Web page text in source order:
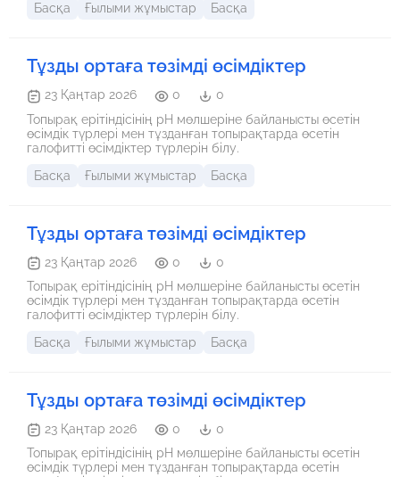
Басқа
Ғылыми жұмыстар Басқа
Тұзды ортаға төзімді өсімдіктер
23 Қаңтар 2026 0
0
Топырақ ерітіндісінің рН мөлшеріне байланысты өсетін
өсімдік түрлері мен тұзданған топырақтарда өсетін
галофитті өсімдіктер түрлерін білу.
Басқа
Ғылыми жұмыстар Басқа
Тұзды ортаға төзімді өсімдіктер
23 Қаңтар 2026 0
0
Топырақ ерітіндісінің рН мөлшеріне байланысты өсетін
өсімдік түрлері мен тұзданған топырақтарда өсетін
галофитті өсімдіктер түрлерін білу.
Басқа
Ғылыми жұмыстар Басқа
Тұзды ортаға төзімді өсімдіктер
23 Қаңтар 2026 0
0
Топырақ ерітіндісінің рН мөлшеріне байланысты өсетін
өсімдік түрлері мен тұзданған топырақтарда өсетін